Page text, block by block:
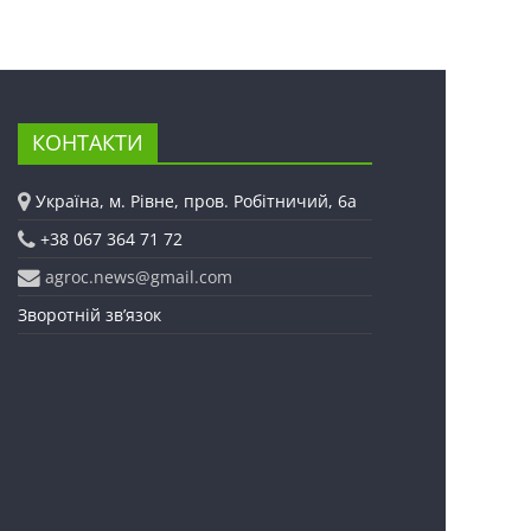
КОНТАКТИ
Україна, м. Рівне, пров. Робітничий, 6а
+38 067 364 71 72
agroc.news@gmail.com
Зворотній зв’язок